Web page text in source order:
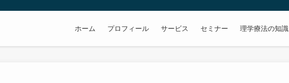
ホーム プロフィール サービス セミナー 理学療法の知識